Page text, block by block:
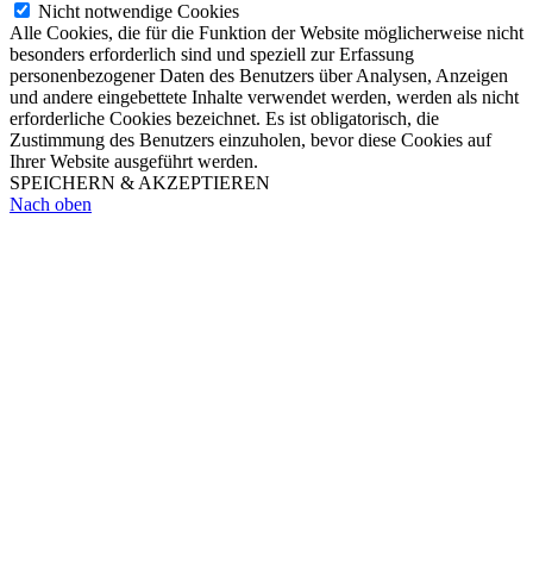
Nicht notwendige Cookies
Alle Cookies, die für die Funktion der Website möglicherweise nicht
besonders erforderlich sind und speziell zur Erfassung
personenbezogener Daten des Benutzers über Analysen, Anzeigen
und andere eingebettete Inhalte verwendet werden, werden als nicht
erforderliche Cookies bezeichnet. Es ist obligatorisch, die
Zustimmung des Benutzers einzuholen, bevor diese Cookies auf
Ihrer Website ausgeführt werden.
SPEICHERN & AKZEPTIEREN
Nach oben